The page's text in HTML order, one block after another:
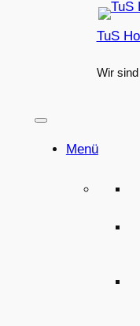
TuS
Wir
Menü